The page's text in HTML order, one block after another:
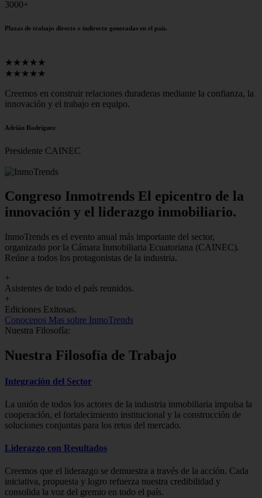
3000+
Plazas de trabajo directo e indirecto generadas en el país.
★★★★★
★★★★★
Creemos en construir relaciones duraderas mediante la confianza, la
innovación y el trabajo en equipo.
Adrián Rodríguez
Presidente CAINEC
Congreso Inmotrends El epicentro de la
innovación y el liderazgo inmobiliario.
InmoTrends es el evento anual más importante del sector,
organizado por la Cámara Inmobiliaria Ecuatoriana (CAINEC).
Reúne a todos los protagonistas de la industria.
+
Asistentes de todo el país reunidos.
+
Ediciones Exitosas.
Conocenos Mas sobre InmoTrends
Nuestra Filosofía:
Nuestra Filosofía de Trabajo
Integración del Sector
La unión de todos los actores de la industria inmobiliaria impulsa la
cooperación, el fortalecimiento institucional y la construcción de
soluciones conjuntas para los retos del mercado.
Liderazgo con Resultados
Creemos que el liderazgo se demuestra a través de la acción. Cada
iniciativa, propuesta y logro refuerza nuestra credibilidad y
consolida la voz del gremio en todo el país.